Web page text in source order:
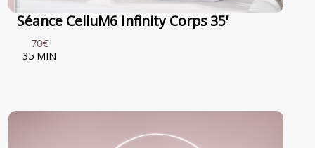
Séance CelluM6 Infinity Corps 35'
70€
35 MIN